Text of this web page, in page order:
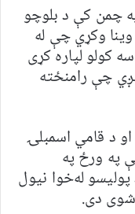
چمن کې د بلوچو
وکړي چې له
کولو لپاره کړی
چې رامنځته
د قامي اسمبلۍ
په ورځ په
له‌خوا نیول
شوی دی.